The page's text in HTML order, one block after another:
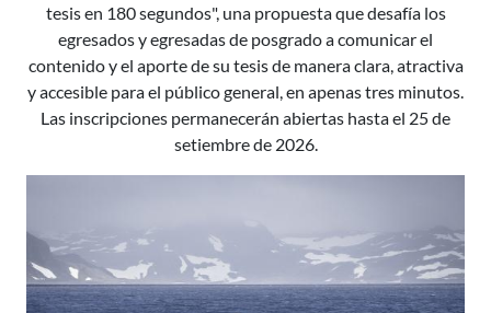
tesis en 180 segundos", una propuesta que desafía los
egresados y egresadas de posgrado a comunicar el
contenido y el aporte de su tesis de manera clara, atractiva
y accesible para el público general, en apenas tres minutos.
Las inscripciones permanecerán abiertas hasta el 25 de
setiembre de 2026.